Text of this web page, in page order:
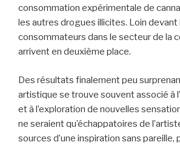
consommation expérimentale de
les autres drogues illicites. Loin devant
consommateurs dans le secteur de la
arrivent en deuxième place.
Des résultats finalement peu
artistique se trouve souvent associé à
et à l’exploration de nouvelles
ne seraient qu’échappatoires de
sources d’une inspiration sans pareille,